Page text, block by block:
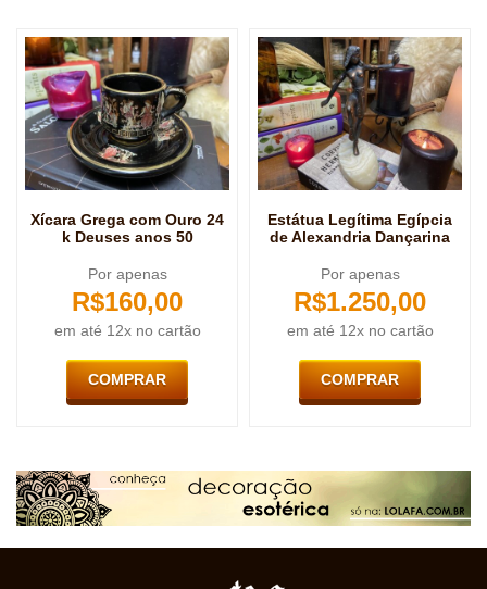
Xícara Grega com Ouro 24
k Deuses anos 50
Por apenas
R$160,00
em até 12x no cartão
COMPRAR
Estátua Legítima Egípcia
de Alexandria Dançarina
Por apenas
R$1.250,00
em até 12x no cartão
COMPRAR